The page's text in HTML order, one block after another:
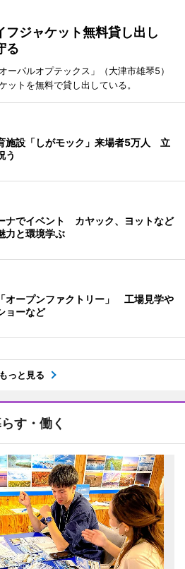
フジャケット無料貸し出し
る
ーパルオプテックス」（大津市雄琴5）
ットを無料で貸し出している。
施設「しがモック」来場者5万人 立
う
ナでイベント カヤック、ヨットなど
力と環境学ぶ
オープンファクトリー」 工場見学や
ョーなど
もっと見る
す・働く